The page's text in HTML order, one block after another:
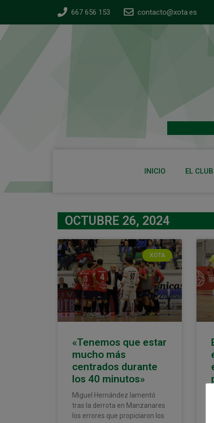
667 656 153 contacto@xota.es
INICIO EL CLUB
OCTUBRE 26, 2024
XOTA
«Tenemos que estar
mucho más
centrados durante
los 40 minutos»
Miguel Hernández lamentó
tras la derrota en Manzanares
los errores que propiciaron los